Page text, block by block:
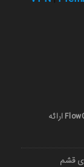
چرا بیشتر تریدرها رشد نمی‌کنند؟ راهکاری که FlowGenio ارائه
قشم